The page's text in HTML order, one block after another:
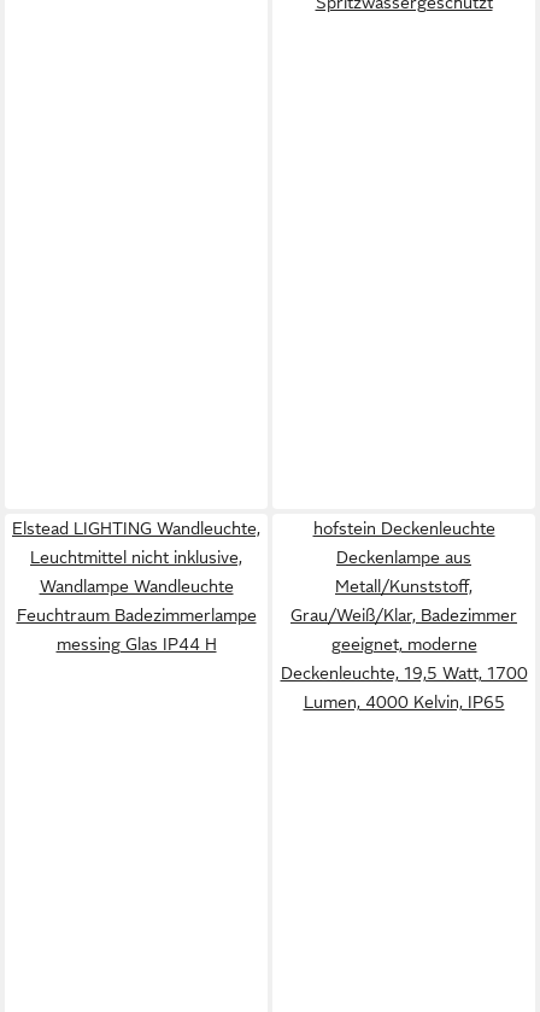
Elstead LIGHTING Wandleuchte,
Leuchtmittel nicht inklusive,
Wandlampe Wandleuchte
Feuchtraum Badezimmerlampe
messing Glas IP44 H
hofstein Deckenleuchte
Deckenlampe aus
Metall/Kunststoff,
Grau/Weiß/Klar, Badezimmer
geeignet, moderne
Deckenleuchte, 19,5 Watt, 1700
Lumen, 4000 Kelvin, IP65